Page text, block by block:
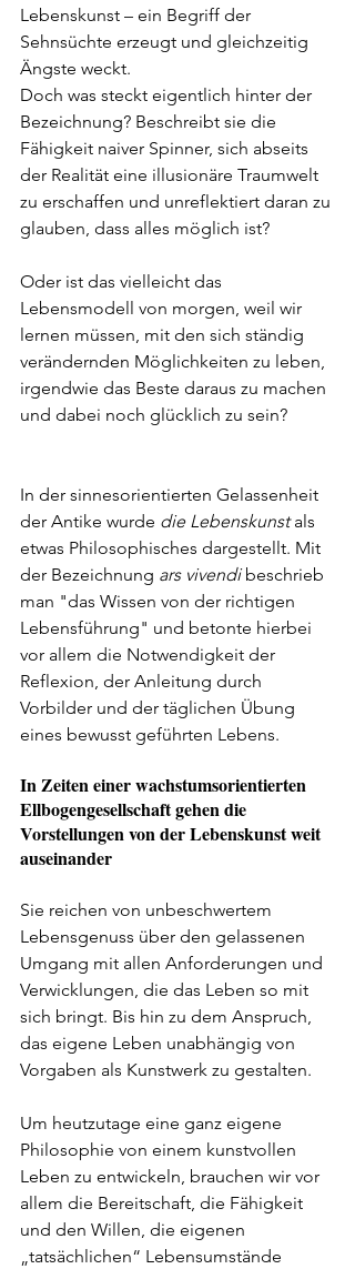
Lebenskunst – ein Begriff der
Sehnsüchte erzeugt und gleichzeitig
Ängste weckt.
Doch was steckt eigentlich hinter der
Bezeichnung? Beschreibt sie die
Fähigkeit naiver Spinner, sich abseits
der Realität eine illusionäre Traumwelt
zu erschaffen und unreflektiert daran zu
glauben, dass alles möglich ist?
Oder ist das vielleicht das
Lebensmodell von morgen, weil wir
lernen müssen, mit den sich ständig
verändernden Möglichkeiten zu leben,
irgendwie das Beste daraus zu machen
und dabei noch glücklich zu sein?
In der sinnesorientierten Gelassenheit
der Antike wurde die Lebenskunst als
etwas Philosophisches dargestellt. Mit
der Bezeichnung ars vivendi beschrieb
man "das Wissen von der richtigen
Lebensführung" und betonte hierbei
vor allem die Notwendigkeit der
Reflexion, der Anleitung durch
Vorbilder und der täglichen Übung
eines bewusst geführten Lebens.
In Zeiten einer wachstumsorientierten
Ellbogengesellschaft gehen die
Vorstellungen von der Lebenskunst weit
auseinander
Sie reichen von unbeschwertem
Lebensgenuss über den gelassenen
Umgang mit allen Anforderungen und
Verwicklungen, die das Leben so mit
sich bringt. Bis hin zu dem Anspruch,
das eigene Leben unabhängig von
Vorgaben als Kunstwerk zu gestalten.
Um heutzutage eine ganz eigene
Philosophie von einem kunstvollen
Leben zu entwickeln, brauchen wir vor
allem die Bereitschaft, die Fähigkeit
und den Willen, die eigenen
„tatsächlichen“ Lebensumstände